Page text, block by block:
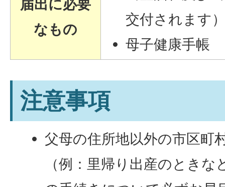
届出に必要
なもの
交付されます
母子健康手帳
注意事項
父母の住所地以外の市区町
（例：里帰り出産のとき